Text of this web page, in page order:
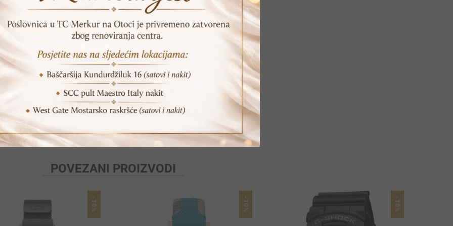
SKU: MK5165
Pošalji prijatelju
POVEZANI PROIZVODI
-10% -10% -10%